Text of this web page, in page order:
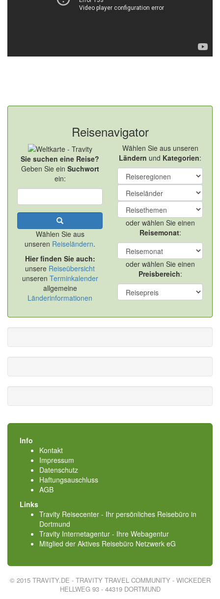
Reisenavigator
Sie suchen eine Reise?
Geben Sie ein Suchwort
ein:
Wählen Sie aus
unseren Reiseländern.
Hier finden Sie auch:
unsere Reiseübersicht
unseren Terminkalender
allgemeine
Länderinformationen
Wählen Sie aus unseren
Ländern und Kategorien:
oder wählen Sie einen
Reisemonat:
oder wählen Sie einen
Preisbereich:
Info
Kontakt
Impressum
Datenschutz
Haftungsauschluss
AGB
Links
Travity Reisecenter - Ihr persönliches Reisebüro in
Dortmund
Travity Internetagentur - Ihre Webagentur
Mitglied der Aktives Reisebüro Netzwerk eG
© 2015 TRAVITY.DE - TRAVITY TRAVEL COMMUNITY - WICKEDER
HELLWEG 93 - 44319 DORTMUND